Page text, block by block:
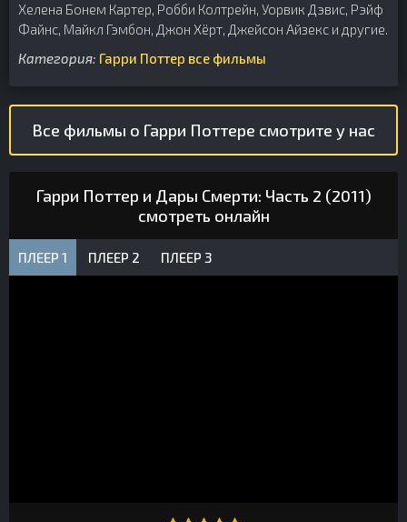
Хелена Бонем Картер, Робби Колтрейн, Уорвик Дэвис, Рэйф
Файнс, Майкл Гэмбон, Джон Хёрт, Джейсон Айзекс и другие.
Категория: Гарри Поттер все фильмы
Все фильмы о Гарри Поттере смотрите у нас
Гарри Поттер и Дары Смерти: Часть 2 (2011)
смотреть онлайн
ПЛЕЕР 1 ПЛЕЕР 2 ПЛЕЕР 3